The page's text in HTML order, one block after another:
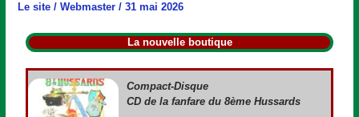
Le site /Webmaster/31 mai 2026
La nouvelle boutique
Compact-Disque
CD de la fanfare du 8ème Hussards